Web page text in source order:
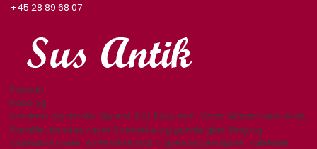
+45 28 89 68 07
Forside
Katalog
Keramik og stentøj Figurer. Kgl. B&G, mm. Varia Glasservice Glas,
Karafler,kander,vaser Specielle og gamle glas Bing og
Grøndahl spise-kaffestel Royal Copenhagen spise-kaffestel